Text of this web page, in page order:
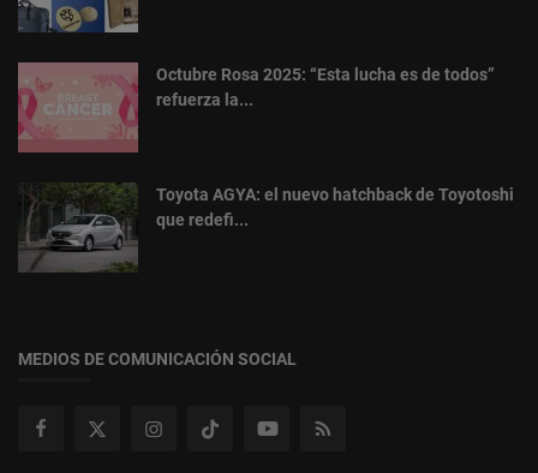
Octubre Rosa 2025: “Esta lucha es de todos”
refuerza la...
Toyota AGYA: el nuevo hatchback de Toyotoshi
que redefi...
MEDIOS DE COMUNICACIÓN SOCIAL